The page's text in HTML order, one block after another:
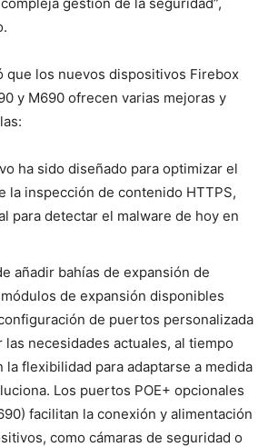
que los nuevos dispositivos Firebox
y M690 ofrecen varias mejoras y
ha sido diseñado para optimizar el
la inspección de contenido HTTPS,
para detectar el malware de hoy en
añadir bahías de expansión de
de expansión disponibles
de puertos personalizada
las necesidades actuales, al tiempo
la flexibilidad para adaptarse a medida
Los puertos POE+ opcionales
facilitan la conexión y alimentación
como cámaras de seguridad o